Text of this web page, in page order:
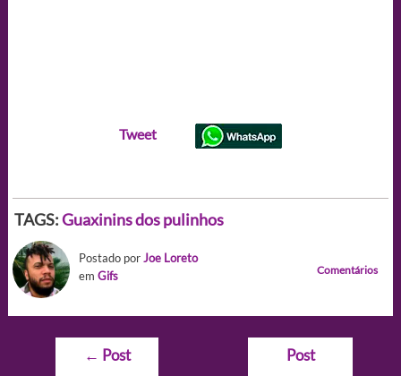
Tweet
TAGS:Guaxinins dos pulinhos
Postado porJoe Loreto
em Gifs Comentários
Navegação
← Post
Post